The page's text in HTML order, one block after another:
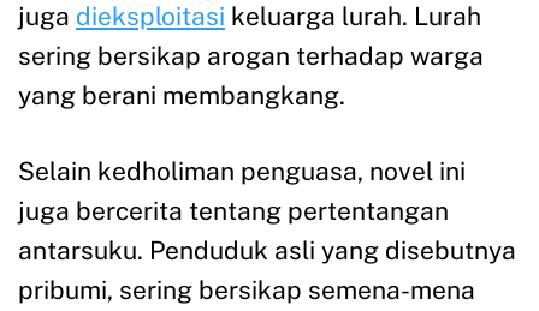
juga dieksploitasi keluarga lurah. Lurah
sering bersikap arogan terhadap warga
yang berani membangkang.
Selain kedholiman penguasa, novel ini
juga bercerita tentang pertentangan
antarsuku. Penduduk asli yang disebutnya
pribumi, sering bersikap semena-mena